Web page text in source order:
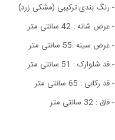
- رنگ بندی:ترکیبی (مشکی زرد)
- عرض شانه : 42 سانتی متر
- عرض سینه :55 سانتی متر
- قد شلوارک : 51 سانتی متر
- قد رکابی : 65 سانتی متر
- فاق : 32 سانتی متر